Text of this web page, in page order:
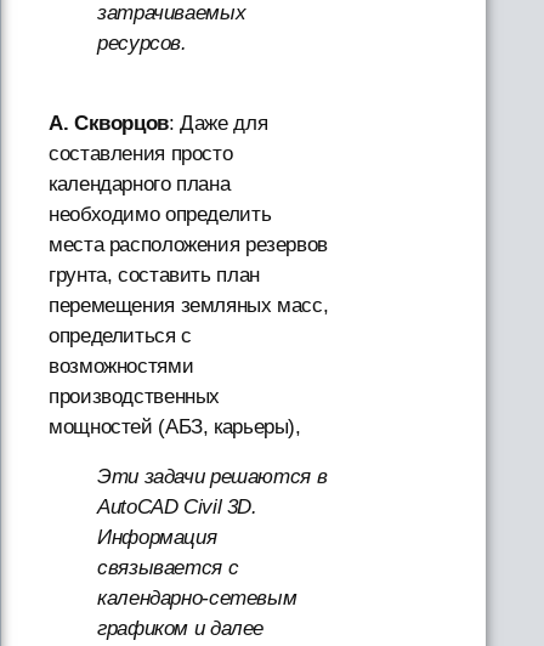
затрачиваемых
ресурсов.
А. Скворцов: Даже для
составления просто
календарного плана
необходимо определить
места расположения резервов
грунта, составить план
перемещения земляных масс,
определиться с
возможностями
производственных
мощностей (АБЗ, карьеры),
Эти задачи решаются в
AutoCAD Civil 3D.
Информация
связывается с
календарно-сетевым
графиком и далее